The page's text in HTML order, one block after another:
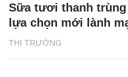
THỊ TRƯỜNG
Sữa tươi thanh
lựa chọn mới lành